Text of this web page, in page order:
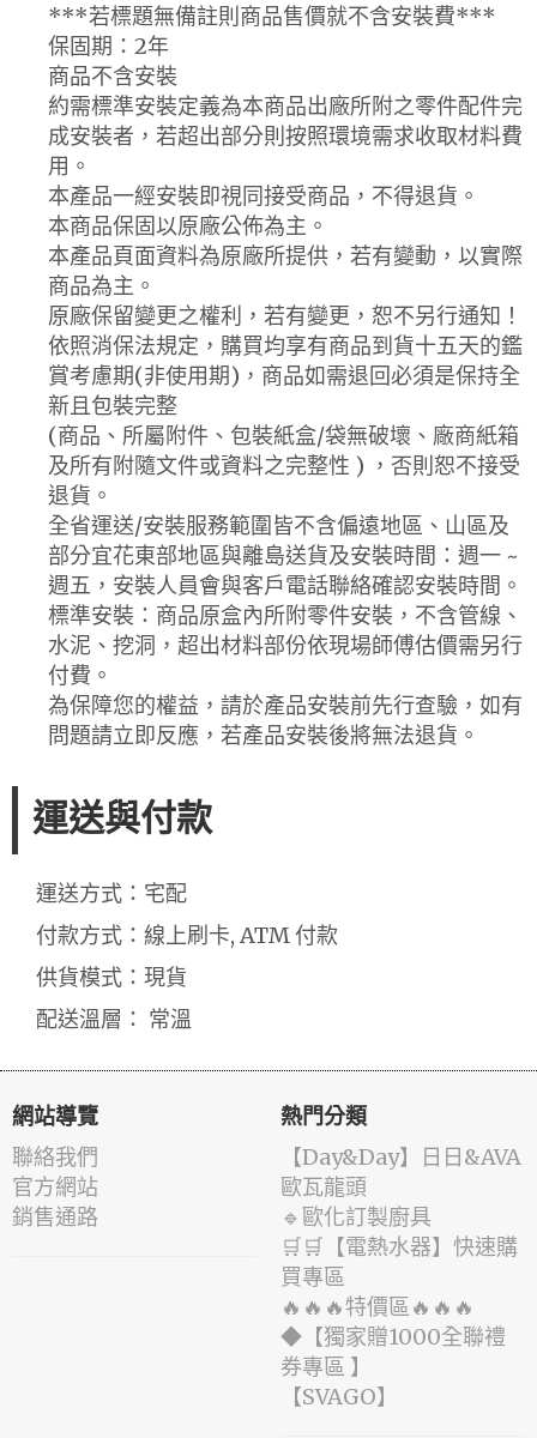
***若標題無備註則商品售價就不含安裝費***
保固期：2年
商品不含安裝
約需標準安裝定義為本商品出廠所附之零件配件完
成安裝者，若超出部分則按照環境需求收取材料費
用。
本產品一經安裝即視同接受商品，不得退貨。
本商品保固以原廠公佈為主。
本產品頁面資料為原廠所提供，若有變動，以實際
商品為主。
原廠保留變更之權利，若有變更，恕不另行通知！
依照消保法規定，購買均享有商品到貨十五天的鑑
賞考慮期(非使用期)，商品如需退回必須是保持全
新且包裝完整
(商品、所屬附件、包裝紙盒/袋無破壞、廠商紙箱
及所有附隨文件或資料之完整性 ) ，否則恕不接受
退貨。
全省運送/安裝服務範圍皆不含偏遠地區、山區及
部分宜花東部地區與離島送貨及安裝時間：週一 ~
週五，安裝人員會與客戶電話聯絡確認安裝時間。
標準安裝：商品原盒內所附零件安裝，不含管線、
水泥、挖洞，超出材料部份依現場師傅估價需另行
付費。
為保障您的權益，請於產品安裝前先行查驗，如有
問題請立即反應，若產品安裝後將無法退貨。
運送與付款
運送方式：宅配
付款方式：線上刷卡, ATM 付款
供貨模式：現貨
配送溫層： 常溫
網站導覽
聯絡我們
官方網站
銷售通路
熱門分類
️【Day&Day】️日日&AVA
歐瓦龍頭
🔹歐化訂製廚具
🛒🛒【電熱水器】快速購
買專區
🔥🔥🔥特價區🔥🔥🔥
◆【獨家贈1000全聯禮
券專區 】
️【SVAGO】️